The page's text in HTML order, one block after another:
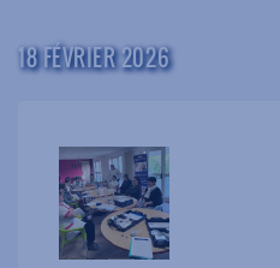
18 FÉVRIER 2026